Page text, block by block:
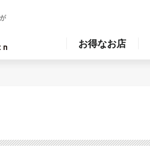
お得なお店